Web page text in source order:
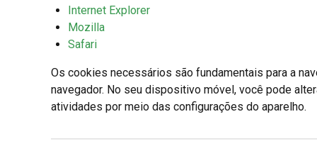
Internet Explorer
Mozilla
Safari
Os cookies necessários são fundamentais para a
navegador. No seu dispositivo móvel, você pode
atividades por meio das configurações do aparelho.